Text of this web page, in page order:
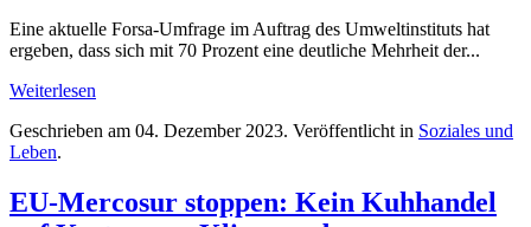
Eine aktuelle Forsa-Umfrage im Auftrag des Umweltinstituts hat
ergeben, dass sich mit 70 Prozent eine deutliche Mehrheit der...
Weiterlesen
Geschrieben am 04. Dezember 2023. Veröffentlicht in Soziales und
Leben.
EU-Mercosur stoppen: Kein Kuhhandel